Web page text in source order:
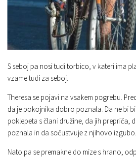
S seboj pa nosi tudi torbico, v kateri ima
vzame tudi za seboj.
Theresa se pojavi na vsakem pogrebu.
da je pokojnika dobro poznala. Da ne bi
poklepeta s člani družine, da jih prepriča,
poznala in da sočustvuje z njihovo izgubo.
Nato pa se premakne do mize s hrano,